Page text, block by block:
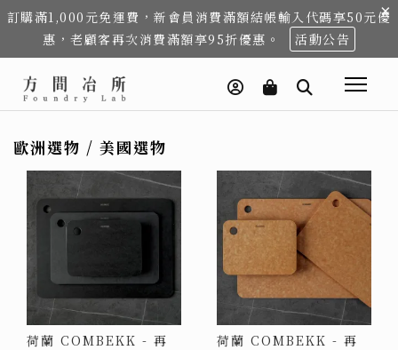
×
訂購滿1,000元免運費，新會員消費滿額結帳輸入代碼享50元優
惠，老顧客再次消費滿額享95折優惠。
活動公告
歐洲選物 / 美國選物
荷蘭 COMBEKK - 再
荷蘭 COMBEKK - 再